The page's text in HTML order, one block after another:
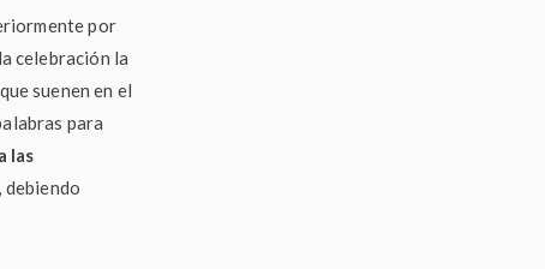
por
celebración la
suenen en el
para
las
debiendo